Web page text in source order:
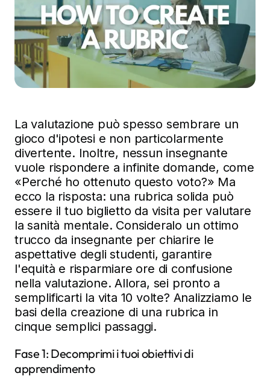
La valutazione può spesso sembrare un
gioco d'ipotesi e non particolarmente
divertente. Inoltre, nessun insegnante
vuole rispondere a infinite domande, come
«Perché ho ottenuto questo voto?» Ma
ecco la risposta: una rubrica solida può
essere il tuo biglietto da visita per valutare
la sanità mentale. Consideralo un ottimo
trucco da insegnante per chiarire le
aspettative degli studenti, garantire
l'equità e risparmiare ore di confusione
nella valutazione. Allora, sei pronto a
semplificarti la vita 10 volte? Analizziamo le
basi della creazione di una rubrica in
cinque semplici passaggi.
Fase 1: Decomprimi i tuoi obiettivi di
apprendimento